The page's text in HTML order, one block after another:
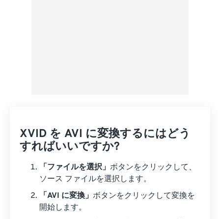
XVID を AVI に変換するにはどう
すればいいですか?
「ファイルを選択」 ボタンをクリックして、
ソース ファイルを選択します。
「AVI に変換」 ボタンをクリックして変換を
開始します。